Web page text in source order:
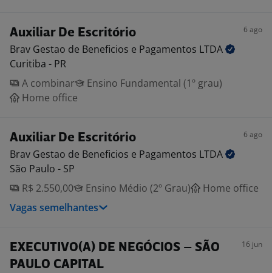
Auxiliar De Escritório 6 ago
Brav Gestao de Beneficios e Pagamentos LTDA
Curitiba - PR
A combinar
Ensino Fundamental (1º grau)
Home office
Auxiliar De Escritório 6 ago
Brav Gestao de Beneficios e Pagamentos LTDA
São Paulo - SP
R$ 2.550,00
Ensino Médio (2º Grau)
Home office
Vagas semelhantes
EXECUTIVO(A) DE NEGÓCIOS – SÃO
PAULO CAPITAL
16 jun